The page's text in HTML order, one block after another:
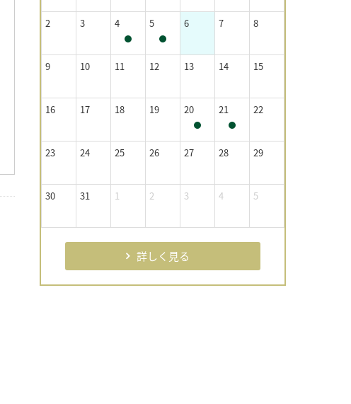
2 3 4 5 6 7 8
9 10 11 12 13 14 15
16 17 18 19 20 21 22
23 24 25 26 27 28 29
30 31 1 2 3 4 5
詳しく見る